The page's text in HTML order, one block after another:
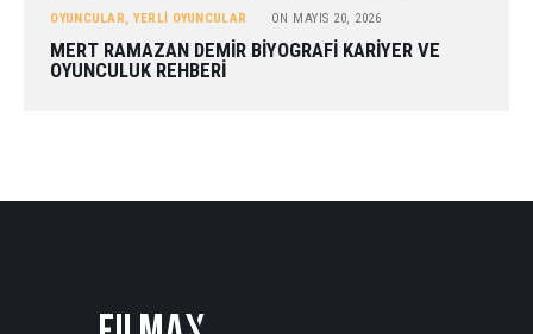
OYUNCULAR, YERLI OYUNCULAR ON MAYIS 20, 2026
MERT RAMAZAN DEMIR BIYOGRAFI KARIYER VE
OYUNCULUK REHBERI